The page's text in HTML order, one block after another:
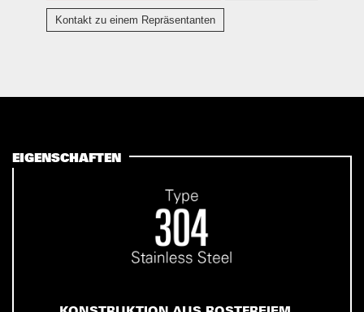
Kontakt zu einem Repräsentanten
EIGENSCHAFTEN